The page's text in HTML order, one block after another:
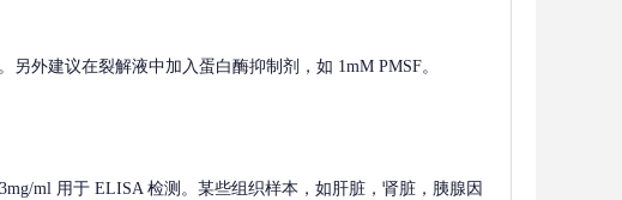
另外建议在裂解液中加入蛋白酶抑制剂，如 1mM PMSF。
ml 用于 ELISA 检测。某些组织样本，如肝脏，肾脏，胰腺因